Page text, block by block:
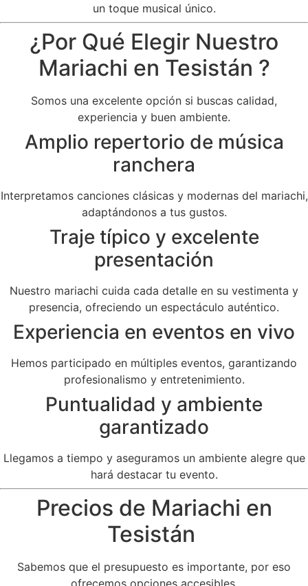
un toque musical único.
¿Por Qué Elegir Nuestro
Mariachi en Tesistán ?
Somos una excelente opción si buscas calidad,
experiencia y buen ambiente.
Amplio repertorio de música
ranchera
Interpretamos canciones clásicas y modernas del mariachi,
adaptándonos a tus gustos.
Traje típico y excelente
presentación
Nuestro mariachi cuida cada detalle en su vestimenta y
presencia, ofreciendo un espectáculo auténtico.
Experiencia en eventos en vivo
Hemos participado en múltiples eventos, garantizando
profesionalismo y entretenimiento.
Puntualidad y ambiente
garantizado
Llegamos a tiempo y aseguramos un ambiente alegre que
hará destacar tu evento.
Precios de Mariachi en
Tesistán
Sabemos que el presupuesto es importante, por eso
ofrecemos opciones accesibles.